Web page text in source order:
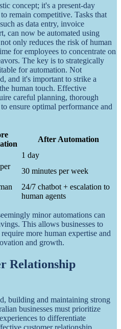
concept; it's a present-day
remain competitive. Tasks that
as data entry, invoice
can now be automated using
only reduces the risk of human
for employees to concentrate on
The key is to strategically
for automation. Not
and it's important to strike a
human touch. Effective
careful planning, thorough
ensure optimal performance and
After Automation
1 day
30 minutes per week
24/7 chatbot + escalation to
human agents
minor automations can
This allows businesses to
more human expertise and
and growth.
Relationship
building and maintaining strong
businesses must prioritize
to differentiate
customer relationship